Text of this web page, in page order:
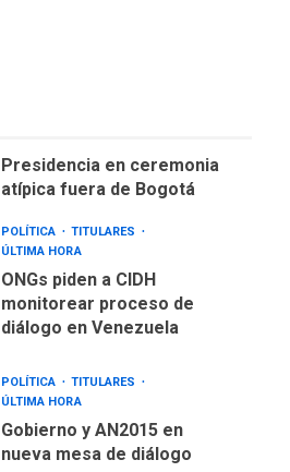
Presidencia en ceremonia
atípica fuera de Bogotá
POLÍTICA
TITULARES
ÚLTIMA HORA
ONGs piden a CIDH
monitorear proceso de
diálogo en Venezuela
POLÍTICA
TITULARES
ÚLTIMA HORA
Gobierno y AN2015 en
nueva mesa de diálogo